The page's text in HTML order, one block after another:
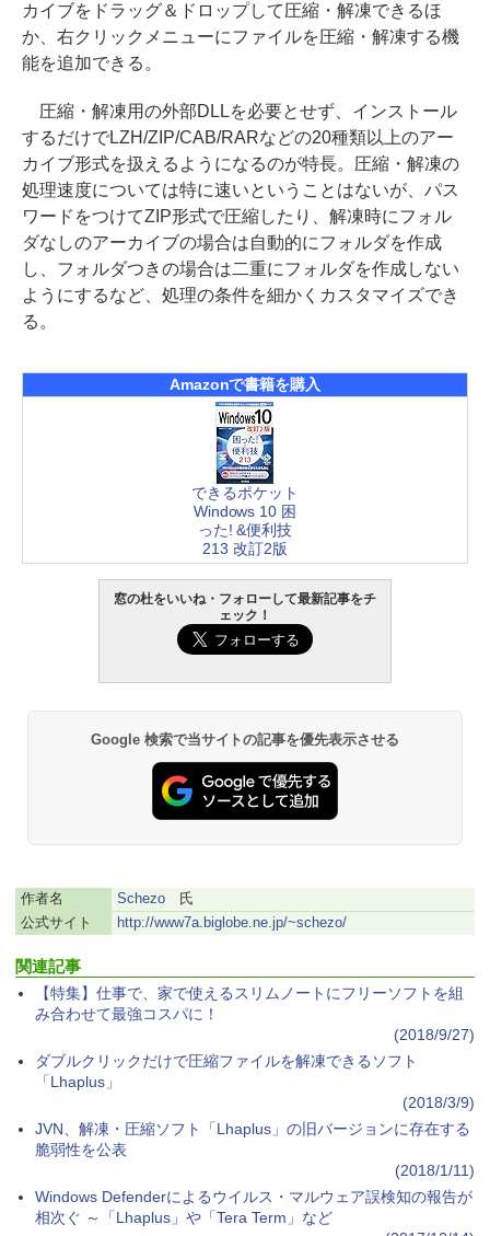
カイブをドラッグ＆ドロップして圧縮・解凍できるほ
か、右クリックメニューにファイルを圧縮・解凍する機
能を追加できる。
圧縮・解凍用の外部DLLを必要とせず、インストール
するだけでLZH/ZIP/CAB/RARなどの20種類以上のアー
カイブ形式を扱えるようになるのが特長。圧縮・解凍の
処理速度については特に速いということはないが、パス
ワードをつけてZIP形式で圧縮したり、解凍時にフォル
ダなしのアーカイブの場合は自動的にフォルダを作成
し、フォルダつきの場合は二重にフォルダを作成しない
ようにするなど、処理の条件を細かくカスタマイズでき
る。
Amazonで書籍を購入
できるポケット
Windows 10 困
った! &便利技
213 改訂2版
窓の杜をいいね・フォローして最新記事をチ
ェック！
Google 検索で当サイトの記事を優先表示させる
作者名 Schezo氏
公式サイト
http://www7a.biglobe.ne.jp/~schezo/
関連記事
【特集】仕事で、家で使えるスリムノートにフリーソフトを組
み合わせて最強コスパに！
(2018/9/27)
ダブルクリックだけで圧縮ファイルを解凍できるソフト
「Lhaplus」
(2018/3/9)
JVN、解凍・圧縮ソフト「Lhaplus」の旧バージョンに存在する
脆弱性を公表
(2018/1/11)
Windows Defenderによるウイルス・マルウェア誤検知の報告が
相次ぐ ～「Lhaplus」や「Tera Term」など